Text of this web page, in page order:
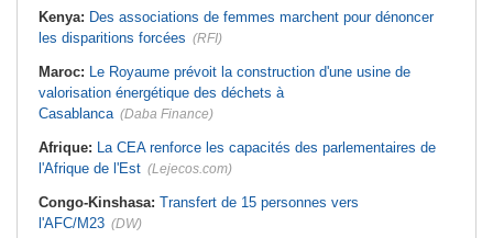
Kenya: Des associations de femmes marchent pour dénoncer
les disparitions forcées (RFI)
Maroc: Le Royaume prévoit la construction d'une usine de
valorisation énergétique des déchets à
Casablanca (Daba Finance)
Afrique: La CEA renforce les capacités des parlementaires de
l'Afrique de l'Est (Lejecos.com)
Congo-Kinshasa: Transfert de 15 personnes vers
l'AFC/M23 (DW)